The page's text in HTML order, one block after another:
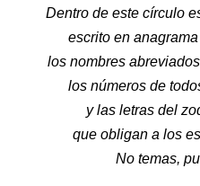
Dentro de este círculo
escrito en
los nombres
los números de
y las letras del
que obligan a los
No temas,